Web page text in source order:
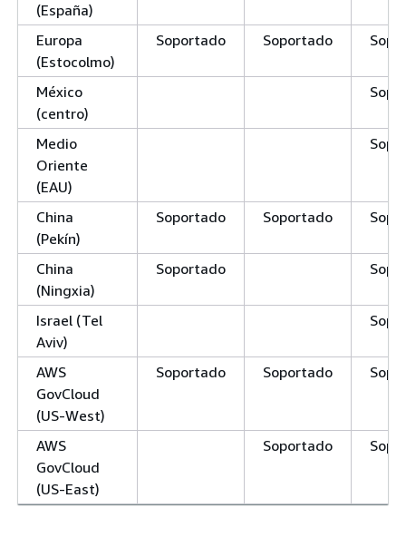
(España)
Europa
(Estocolmo)
Soportado Soportado
México
(centro)
Medio
Oriente
(EAU)
China
(Pekín)
Soportado Soportado
China
(Ningxia)
Soportado
Israel (Tel
Aviv)
AWS
GovCloud
(US-West)
Soportado Soportado
AWS
GovCloud
(US-East)
Soportado